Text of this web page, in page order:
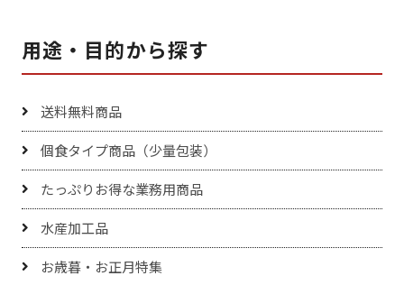
用途・目的から探す
送料無料商品
個食タイプ商品（少量包装）
たっぷりお得な業務用商品
水産加工品
お歳暮・お正月特集